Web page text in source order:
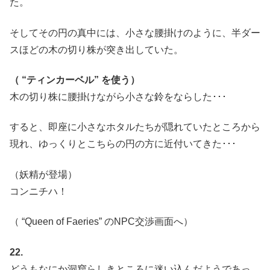
た。
そしてその円の真中には、小さな腰掛けのように、半ダー
スほどの木の切り株が突き出していた。
（ “ティンカーベル” を使う）
木の切り株に腰掛けながら小さな鈴をならした･･･
すると、即座に小さなホタルたちが隠れていたところから
現れ、ゆっくりとこちらの円の方に近付いてきた･･･
（妖精が登場）
コンニチハ！
（ “Queen of Faeries” のNPC交渉画面へ）
22.